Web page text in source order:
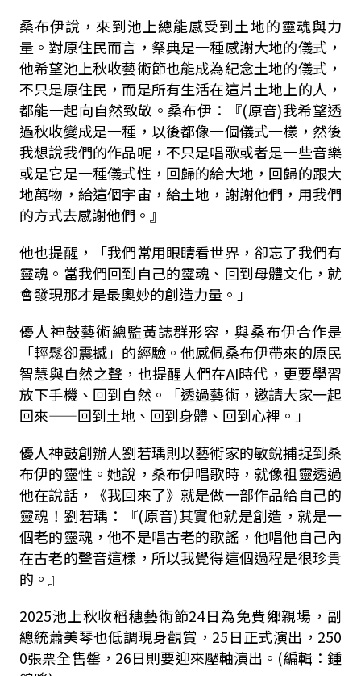
桑布伊說，來到池上總能感受到土地的靈魂與力
量。對原住民而言，祭典是一種感謝大地的儀式，
他希望池上秋收藝術節也能成為紀念土地的儀式，
不只是原住民，而是所有生活在這片土地上的人，
都能一起向自然致敬。桑布伊：『(原音)我希望透
過秋收變成是一種，以後都像一個儀式一樣，然後
我想說我們的作品呢，不只是唱歌或者是一些音樂
或是它是一種儀式性，回歸的給大地，回歸的跟大
地萬物，給這個宇宙，給土地，謝謝他們，用我們
的方式去感謝他們。』
他也提醒，「我們常用眼睛看世界，卻忘了我們有
靈魂。當我們回到自己的靈魂、回到母體文化，就
會發現那才是最奧妙的創造力量。」
優人神鼓藝術總監黃誌群形容，與桑布伊合作是
「輕鬆卻震撼」的經驗。他感佩桑布伊帶來的原民
智慧與自然之聲，也提醒人們在AI時代，更要學習
放下手機、回到自然。「透過藝術，邀請大家一起
回來——回到土地、回到身體、回到心裡。」
優人神鼓創辦人劉若瑀則以藝術家的敏銳捕捉到桑
布伊的靈性。她說，桑布伊唱歌時，就像祖靈透過
他在說話，《我回來了》就是做一部作品給自己的
靈魂！劉若瑀：『(原音)其實他就是創造，就是一
個老的靈魂，他不是唱古老的歌謠，他唱他自己內
在古老的聲音這樣，所以我覺得這個過程是很珍貴
的。』
2025池上秋收稻穗藝術節24日為免費鄉親場，副
總統蕭美琴也低調現身觀賞， 25日正式演出， 250
0張票全售罄， 26日則要迎來壓軸演出。(編輯：鍾